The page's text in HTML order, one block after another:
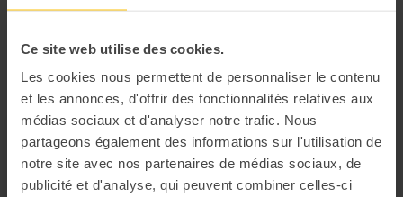
Ce site web utilise des cookies.
Les cookies nous permettent de personnaliser le contenu
et les annonces, d'offrir des fonctionnalités relatives aux
médias sociaux et d'analyser notre trafic. Nous
partageons également des informations sur l'utilisation de
notre site avec nos partenaires de médias sociaux, de
publicité et d'analyse, qui peuvent combiner celles-ci
🐛 Craquez en équipe pour
En ligne En ligne